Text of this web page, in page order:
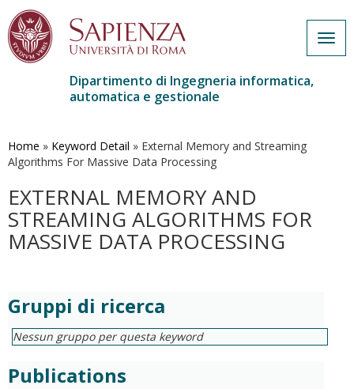
contenuto
principale
Dipartimento di Ingegneria informatica,
automatica e gestionale
Home » Keyword Detail » External Memory and Streaming
Algorithms For Massive Data Processing
EXTERNAL MEMORY AND
STREAMING ALGORITHMS FOR
MASSIVE DATA PROCESSING
Gruppi di ricerca
Nessun gruppo per questa keyword
Publications